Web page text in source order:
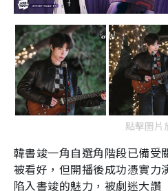
點擊圖片
韓書竣一角自選角階段已備受
被看好，但開播後成功憑實力
陷入書竣的魅力，被劇迷大讚